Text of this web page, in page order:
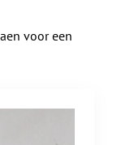
voor een